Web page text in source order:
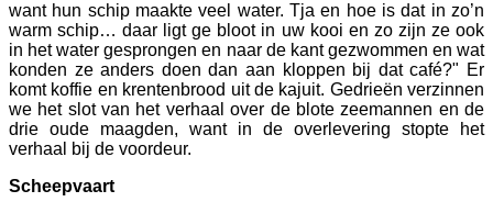
want hun schip maakte veel water. Tja en hoe is dat in zo’n
warm schip… daar ligt ge bloot in uw kooi en zo zijn ze ook
in het water gesprongen en naar de kant gezwommen en wat
konden ze anders doen dan aan kloppen bij dat café?" Er
komt koffie en krentenbrood uit de kajuit. Gedrieën verzinnen
we het slot van het verhaal over de blote zeemannen en de
drie oude maagden, want in de overlevering stopte het
verhaal bij de voordeur.
Scheepvaart